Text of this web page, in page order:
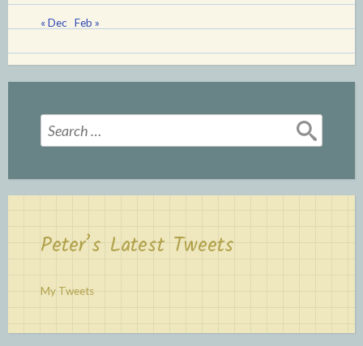
« Dec Feb »
Search
for:
Peter’s Latest Tweets
My Tweets